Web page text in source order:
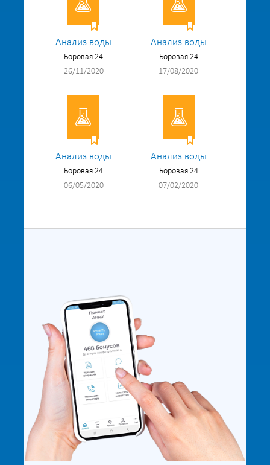
Анализ воды
Боровая 24
26/11/2020
Анализ воды
Боровая 24
17/08/2020
Анализ воды
Боровая 24
06/05/2020
Анализ воды
Боровая 24
07/02/2020